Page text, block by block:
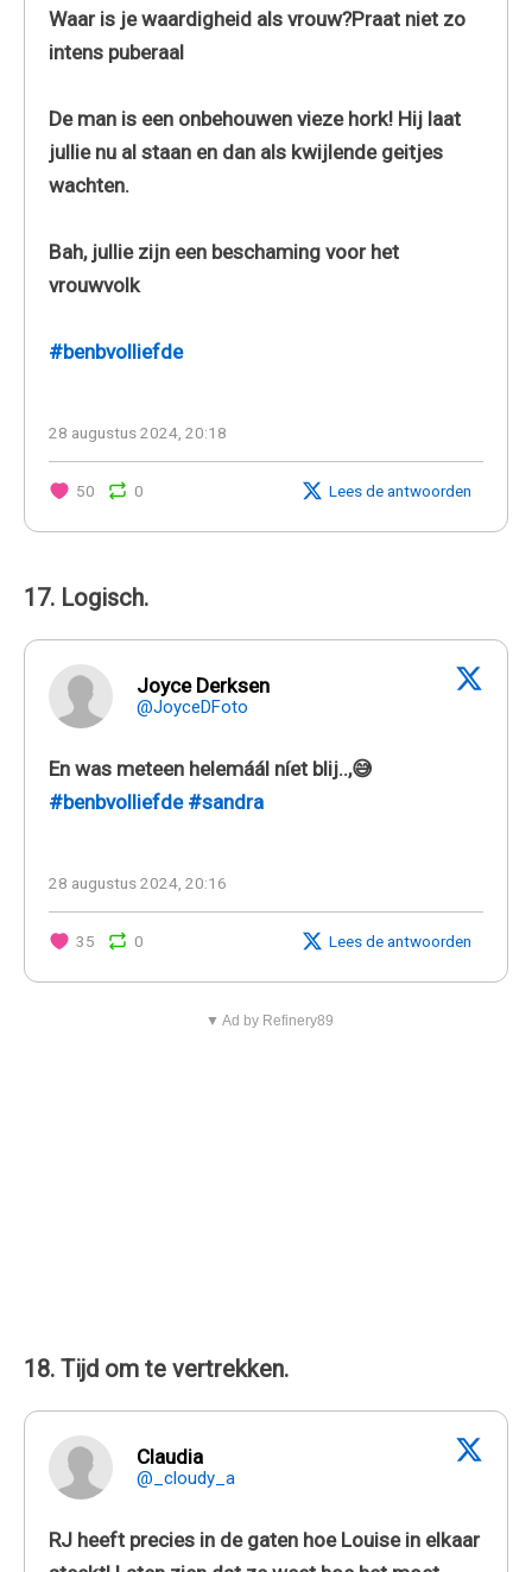
Waar is je waardigheid als vrouw?Praat niet zo
intens puberaal
De man is een onbehouwen vieze hork! Hij laat
jullie nu al staan en dan als kwijlende geitjes
wachten.
Bah, jullie zijn een beschaming voor het
vrouwvolk
#benbvolliefde
28 augustus 2024, 20:18
50 0 Lees de antwoorden
17. Logisch.
Joyce Derksen
@JoyceDFoto
En was meteen helemáál níet blij..,😅
#benbvolliefde #sandra
28 augustus 2024, 20:16
35 0 Lees de antwoorden
▼ Ad by Refinery89
18. Tijd om te vertrekken.
Claudia
@_cloudy_a
RJ heeft precies in de gaten hoe Louise in elkaar